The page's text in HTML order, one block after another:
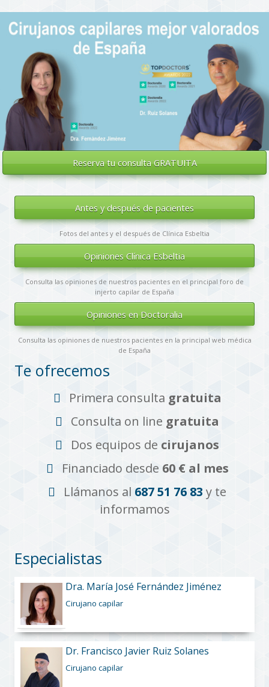
Reserva tuconsulta GRATUITA
Antes y después de pacientes
Fotos del antes y el después de Clínica Esbeltia
Opiniones Clínica Esbeltia
Consulta las opiniones de nuestros pacientes en el principal foro de
injerto capilar de España
Opiniones en Doctoralia
Consulta las opiniones de nuestros pacientes en la principal web médica
de España
Te ofrecemos
Primera consulta gratuita
Consulta on line gratuita
Dos equipos de cirujanos
Financiado desde 60 € al mes
Llámanos al 687 51 76 83 y te
informamos
Especialistas
Dra. María José Fernández Jiménez
Cirujano capilar
Dr. Francisco Javier Ruiz Solanes
Cirujano capilar